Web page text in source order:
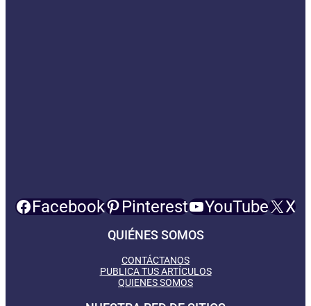
Facebook Pinterest YouTube X
QUIÉNES SOMOS
CONTÁCTANOS
PUBLICA TUS ARTÍCULOS
QUIENES SOMOS